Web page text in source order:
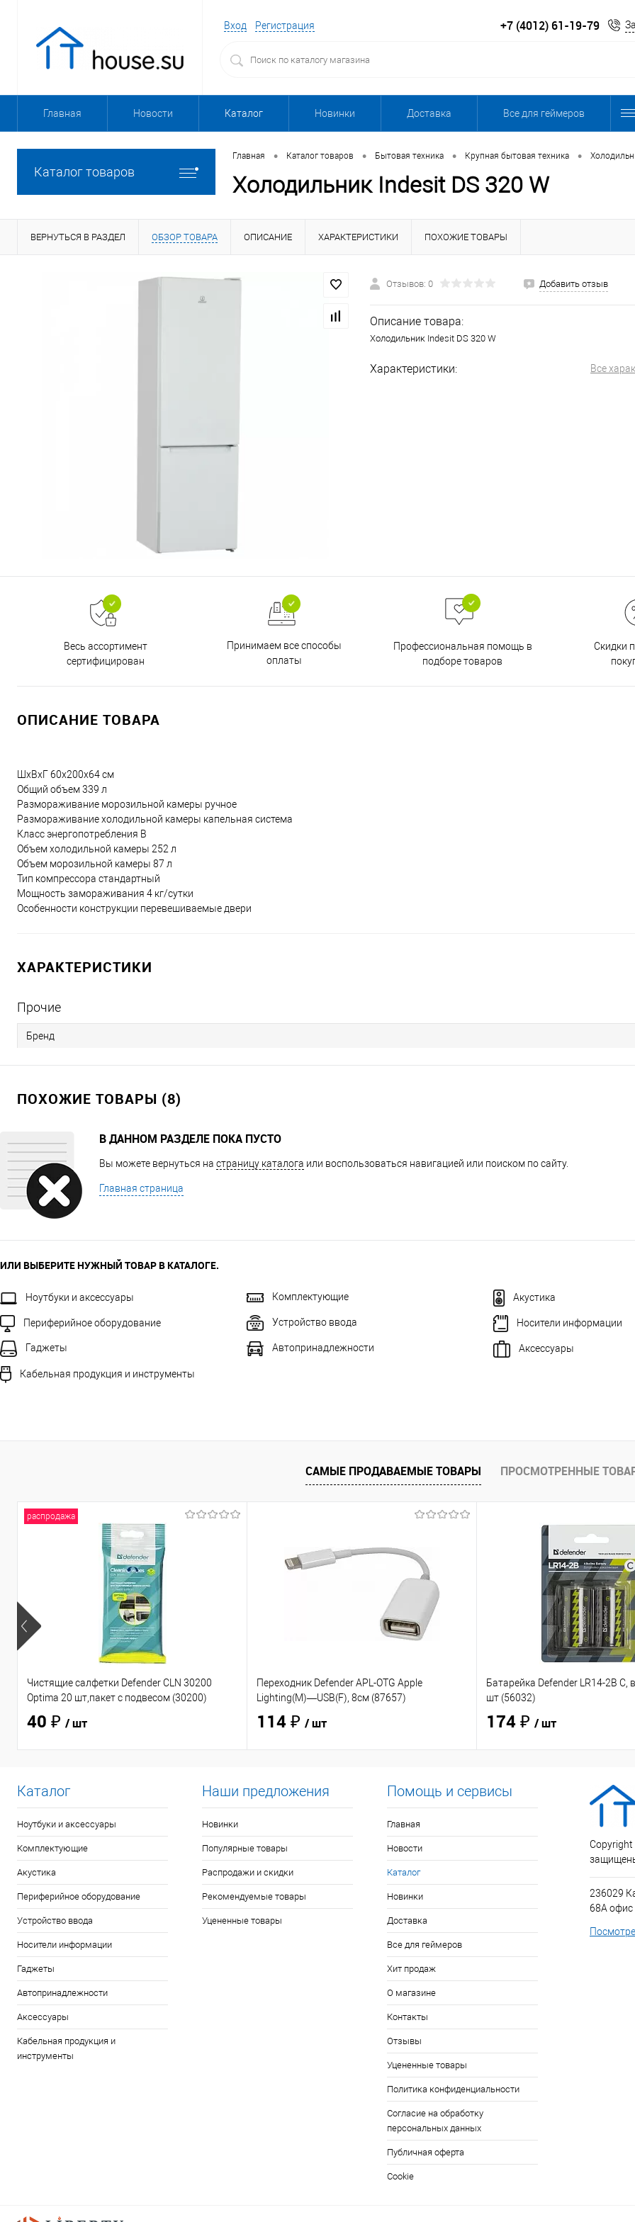
Вход Регистрация +7 (4012) 61-19-79
Главная Новости Каталог Новинки Доставка Все для геймеров
Каталог товаров
Главная • Каталог товаров • Бытовая техника • Крупная бытовая техника •
Холодильник Indesit DS 320 W
ВЕРНУТЬСЯ В РАЗДЕЛ ОБЗОР ТОВАРА ОПИСАНИЕ ХАРАКТЕРИСТИКИ ПОХОЖИЕ ТОВАРЫ
Отзывов: 0 Добавить отзыв
Описание товара:
Холодильник Indesit DS 320 W
Характеристики: Все
Весь ассортимент
сертифицирован
Принимаем все способы
оплаты
Профессиональная помощь в
подборе товаров
Скидки
ОПИСАНИЕ ТОВАРА
ШхВхГ 60х200х64 см
Общий объем 339 л
Размораживание морозильной камеры ручное
Размораживание холодильной камеры капельная система
Класс энергопотребления B
Объем холодильной камеры 252 л
Объем морозильной камеры 87 л
Тип компрессора стандартный
Мощность замораживания 4 кг/сутки
Особенности конструкции перевешиваемые двери
ХАРАКТЕРИСТИКИ
Прочие
Бренд
ПОХОЖИЕ ТОВАРЫ (8)
В ДАННОМ РАЗДЕЛЕ ПОКА ПУСТО
Вы можете вернуться на страницу каталога или воспользоваться навигацией или поиском по сайту.
Главная страница
ИЛИ ВЫБЕРИТЕ НУЖНЫЙ ТОВАР В КАТАЛОГЕ.
Ноутбуки и аксессуары Комплектующие Акустика
Периферийное оборудование Устройство ввода Носители информации
Гаджеты Автопринадлежности Аксессуары
Кабельная продукция и инструменты
САМЫЕ ПРОДАВАЕМЫЕ ТОВАРЫ ПРОСМОТРЕННЫЕ
распродажа
Чистящие салфетки Defender CLN 30200
Optima 20 шт,пакет с подвесом (30200)
40 ₽ / шт
Переходник Defender APL-OTG Apple
Lighting(M)—USB(F), 8см (87657)
114 ₽ / шт
Батарейка Defender LR14-2B C,
шт (56032)
174 ₽ / шт
Каталог
Ноутбуки и аксессуары
Комплектующие
Акустика
Периферийное оборудование
Устройство ввода
Носители информации
Гаджеты
Автопринадлежности
Аксессуары
Кабельная продукция и
инструменты
Наши предложения
Новинки
Популярные товары
Распродажи и скидки
Рекомендуемые товары
Уцененные товары
Помощь и сервисы
Главная
Новости
Каталог
Новинки
Доставка
Все для геймеров
Хит продаж
О магазине
Контакты
Отзывы
Уцененные товары
Политика конфиденциальности
Согласие на обработку
персональных данных
Публичная оферта
Cookie
Copyright
236029
68А офис